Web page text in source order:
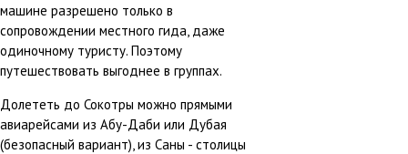
машине разрешено только в
сопровождении местного гида, даже
одиночному туристу. Поэтому
путешествовать выгоднее в группах.
Долететь до Сокотры можно прямыми
авиарейсами из Абу-Даби или Дубая
(безопасный вариант), из Саны - столицы